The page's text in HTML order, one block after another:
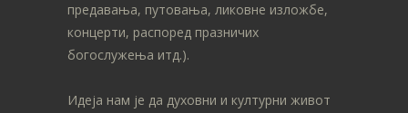
предавања, путовања, ликовне изложбе,
концерти, распоред празничих
богослужења итд.).
Идеја нам је да духовни и културни живот